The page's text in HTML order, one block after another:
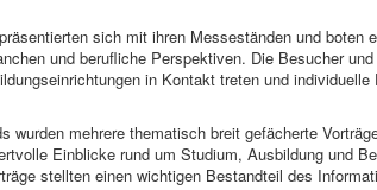
sich mit ihren Messeständen und boten
und berufliche Perspektiven. Die Besucher
in Kontakt treten und individuelle
wurden mehrere thematisch breit gefächerte
Einblicke rund um Studium, Ausbildung und
stellten einen wichtigen Bestandteil des